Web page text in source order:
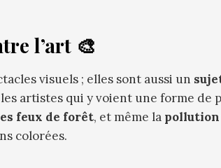
l’art 🎨
visuels ; elles sont aussi un
artistes qui y voient une forme de
feux de forêt, et même la
colorées.